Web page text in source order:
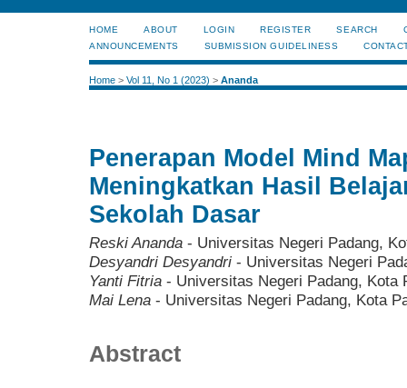
HOME ABOUT LOGIN REGISTER SEARCH
ANNOUNCEMENTS
SUBMISSION GUIDELINESS
Home > Vol 11, No 1 (2023) > Ananda
Penerapan Model Mind
Meningkatkan Hasil
Sekolah Dasar
Reski Ananda - Universitas Negeri Padang,
Desyandri Desyandri - Universitas Negeri
Yanti Fitria - Universitas Negeri Padang, Kota
Mai Lena - Universitas Negeri Padang, Kota
Abstract